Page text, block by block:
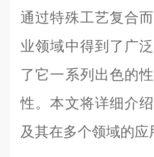
通过特殊工艺复合
业领域中得到了广
了它一系列出色的
性。本文将详细介
及其在多个领域的应